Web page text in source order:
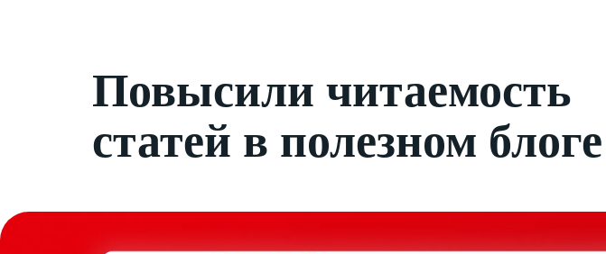
Повысили читаемость
статей в полезном блоге